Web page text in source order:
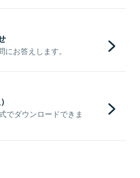
お答えします。
でダウンロードできま